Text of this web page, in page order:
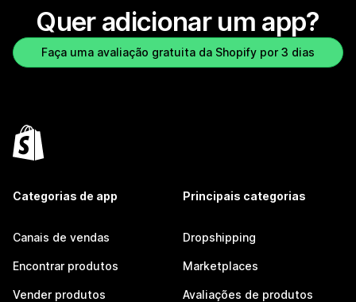
Quer adicionar um app?
Faça uma avaliação gratuita da Shopify por 3 dias
Categorias de app
Canais de vendas
Encontrar produtos
Vender produtos
Principais categorias
Dropshipping
Marketplaces
Avaliações de produtos